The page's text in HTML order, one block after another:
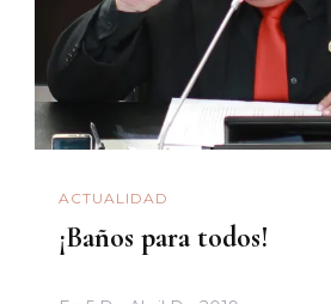
ACTUALIDAD
¡Baños para todos!